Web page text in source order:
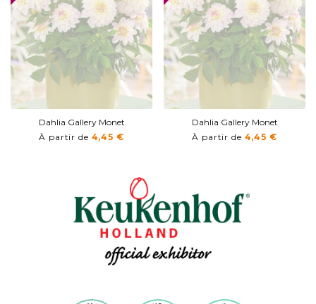
Dahlia Gallery Monet
À partir de 4,45 €
Dahlia Gallery Monet
À partir de 4,45 €